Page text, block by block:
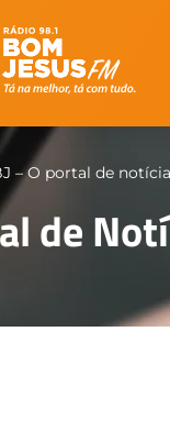
– O portal de
de